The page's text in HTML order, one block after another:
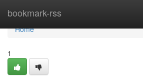
bookmark-rss
Home
Home
1